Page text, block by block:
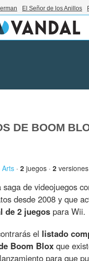
El Señor de los Anillos
DE BOOM
Arts ·2 juegos ·2 versiones
saga de videojuegos
desde 2008 y que
de 2 juegos para Wii.
el listado
Boom Blox que
para que